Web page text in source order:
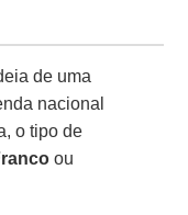
de uma
nacional
o tipo de
ou